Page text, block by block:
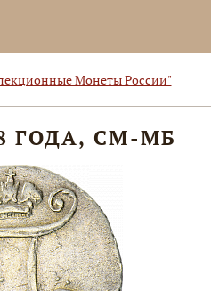
Монеты России"
ГОДА, СМ-МБ